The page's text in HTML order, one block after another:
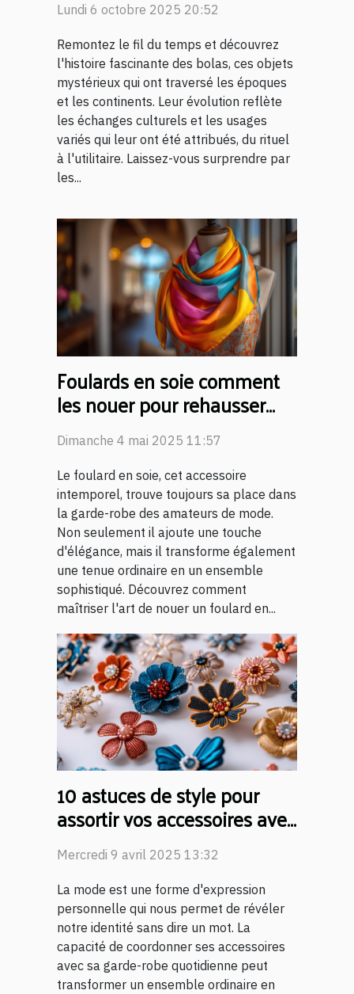
Lundi 6 octobre 2025 20:52
Remontez le fil du temps et découvrez
l'histoire fascinante des bolas, ces objets
mystérieux qui ont traversé les époques
et les continents. Leur évolution reflète
les échanges culturels et les usages
variés qui leur ont été attribués, du rituel
à l'utilitaire. Laissez-vous surprendre par
les...
Foulards en soie comment
les nouer pour rehausser
votre tenue du jour
Dimanche 4 mai 2025 11:57
Le foulard en soie, cet accessoire
intemporel, trouve toujours sa place dans
la garde-robe des amateurs de mode.
Non seulement il ajoute une touche
d'élégance, mais il transforme également
une tenue ordinaire en un ensemble
sophistiqué. Découvrez comment
maîtriser l'art de nouer un foulard en...
10 astuces de style pour
assortir vos accessoires avec
votre tenue quotidienne
Mercredi 9 avril 2025 13:32
La mode est une forme d'expression
personnelle qui nous permet de révéler
notre identité sans dire un mot. La
capacité de coordonner ses accessoires
avec sa garde-robe quotidienne peut
transformer un ensemble ordinaire en